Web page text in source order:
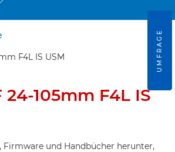
24-105mm F4L IS
Firmware und Handbücher herunter,
UMFRAGE